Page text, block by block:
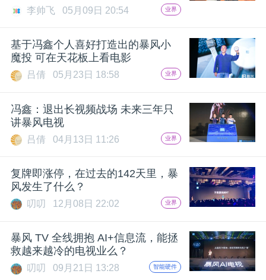
网
公
开
课
动
心
李帅飞 05月09日 20:54 业界
基于冯鑫个人喜好打造出的暴风小
魔投 可在天花板上看电影
吕倩 05月23日 18:58 业界
冯鑫：退出长视频战场 未来三年只
讲暴风电视
吕倩 04月13日 11:26 业界
复牌即涨停，在过去的142天里，暴
风发生了什么？
叨叨 12月08日 22:02 业界
暴风 TV 全线拥抱 AI+信息流，能拯
救越来越冷的电视业么？
叨叨 09月21日 13:28 智能硬件